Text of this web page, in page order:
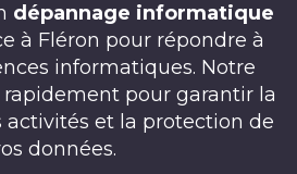
dépannage informatique
à Fléron pour répondre à
informatiques. Notre
pour garantir la
et la protection de
données.